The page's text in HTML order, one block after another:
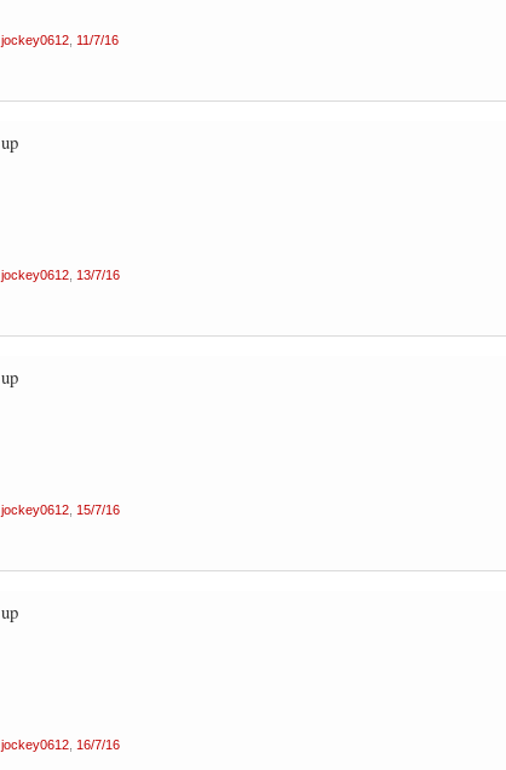
jockey0612 11/7/16
up
jockey0612 13/7/16
up
jockey0612 15/7/16
up
jockey0612 16/7/16